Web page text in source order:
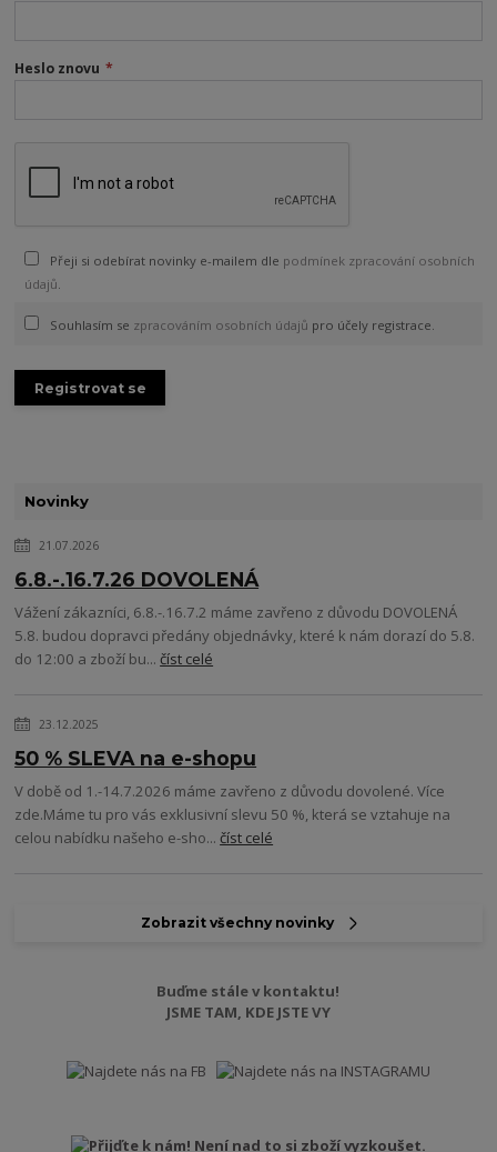
Novinky
21.07.2026
6.8.-.16.7.26 DOVOLENÁ
Vážení zákazníci, 6.8.-.16.7.2 máme zavřeno z důvodu DOVOLENÁ
5.8. budou dopravci předány objednávky, které k nám dorazí do 5.8.
do 12:00 a zboží bu...číst celé
23.12.2025
50 % SLEVA na e-shopu
V době od 1.-14.7.2026 máme zavřeno z důvodu dovolené. Více
zde.Máme tu pro vás exklusivní slevu 50 %, která se vztahuje na
celou nabídku našeho e-sho...číst celé
Zobrazit všechny novinky
Buďme stále v kontaktu!
JSME TAM, KDE JSTE VY
Heslo znovu *
Přeji si odebírat novinky e-mailem dle podmínek zpracování osobních
údajů.
Souhlasím se zpracováním osobních údajů pro účely registrace.
Registrovat se